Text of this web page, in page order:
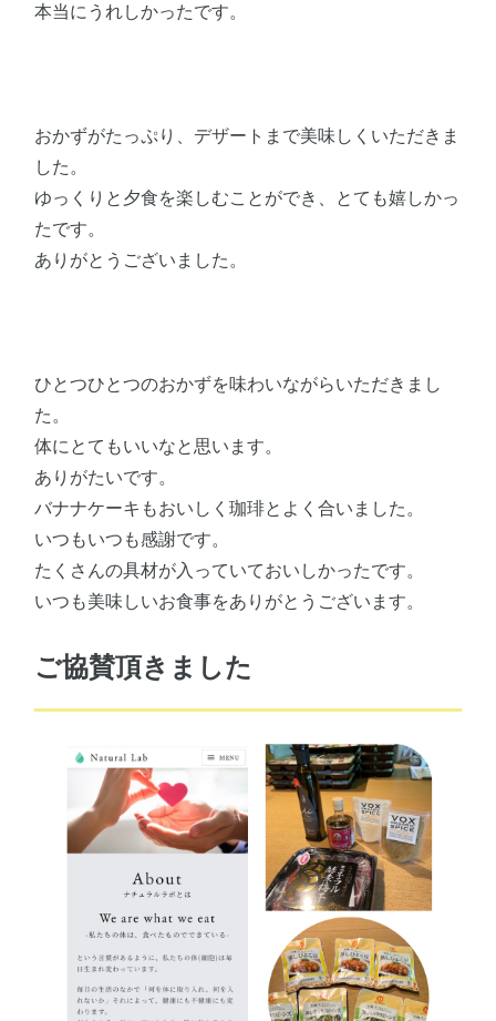
本当にうれしかったです。
おかずがたっぷり、デザートまで美味しくいただきま
した。
ゆっくりと夕食を楽しむことができ、とても嬉しかっ
たです。
ありがとうございました。
ひとつひとつのおかずを味わいながらいただきまし
た。
体にとてもいいなと思います。
ありがたいです。
バナナケーキもおいしく珈琲とよく合いました。
いつもいつも感謝です。
たくさんの具材が入っていておいしかったです。
いつも美味しいお食事をありがとうございます。
ご協賛頂きました